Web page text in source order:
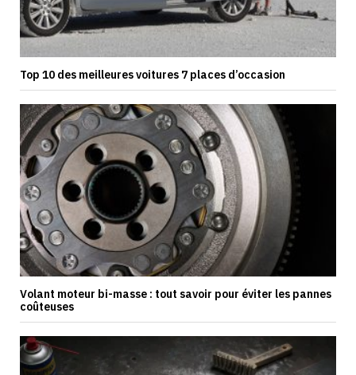
Top 10 des meilleures voitures 7 places d’occasion
Volant moteur bi-masse : tout savoir pour éviter les pannes
coûteuses